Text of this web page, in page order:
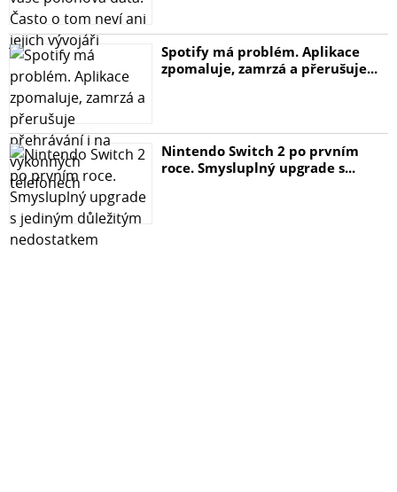
Spotify má problém. Aplikace
zpomaluje, zamrzá a přerušuje...
Nintendo Switch 2 po prvním
roce. Smysluplný upgrade s...